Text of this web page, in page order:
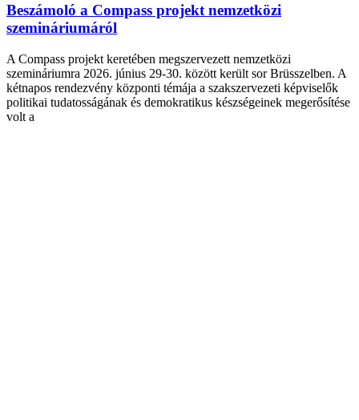
Beszámoló a Compass projekt nemzetközi
szemináriumáról
A Compass projekt keretében megszervezett nemzetközi
szemináriumra 2026. június 29-30. között került sor Brüsszelben. A
kétnapos rendezvény központi témája a szakszervezeti képviselők
politikai tudatosságának és demokratikus készségeinek megerősítése
volt a